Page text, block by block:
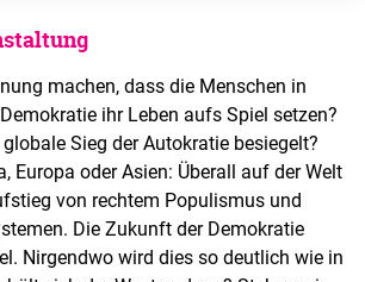
machen, dass die Menschen in
ihr Leben aufs Spiel setzen?
Sieg der Autokratie besiegelt?
Europa oder Asien: Überall auf der Welt
von rechtem Populismus und
Die Zukunft der Demokratie
Nirgendwo wird dies so deutlich wie in